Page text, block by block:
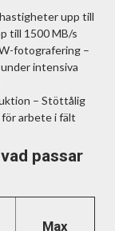
upp till
till 1500 MB/s
fotografering –
intensiva
– Stöttålig
arbete i fält
passar
Max